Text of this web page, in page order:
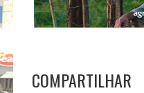
COMPARTILHAR